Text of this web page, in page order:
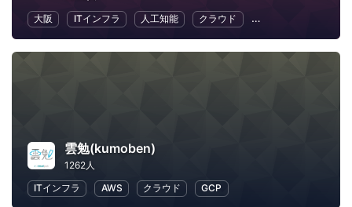
大阪
ITインフラ 人工知能 クラウド 地域経済と地域社会
雲勉(kumoben)
1262人
ITインフラ
AWS クラウド GCP